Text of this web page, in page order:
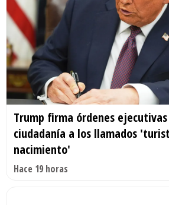
Trump firma órdenes
ciudadanía a los llamados
nacimiento'
Hace 19 horas